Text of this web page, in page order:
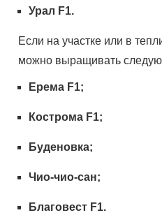
Урал F1.
Если на участке или в
можно выращивать
Ерема F1;
Кострома F1;
Буденовка;
Чио-чио-сан;
Благовест F1.